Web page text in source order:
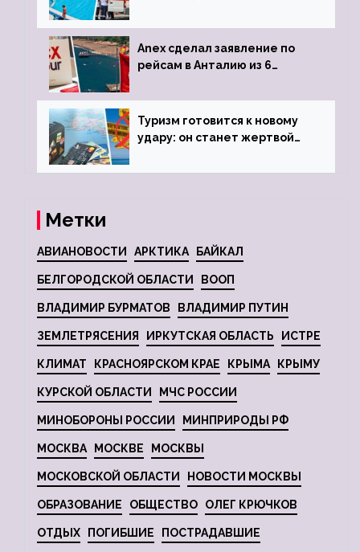
Anex сделал заявление по
рейсам в Анталию из 6
Туризм готовится к новому
удару: он станет жертвой
Метки
АВИАНОВОСТИ АРКТИКА БАЙКАЛ
БЕЛГОРОДСКОЙ ОБЛАСТИ ВООП
ВЛАДИМИР БУРМАТОВ ВЛАДИМИР ПУТИН
ЗЕМЛЕТРЯСЕНИЯ ИРКУТСКАЯ ОБЛАСТЬ ИСТРЕ
КЛИМАТ КРАСНОЯРСКОМ КРАЕ КРЫМА КРЫМУ
КУРСКОЙ ОБЛАСТИ МЧС РОССИИ
МИНОБОРОНЫ РОССИИ МИНПРИРОДЫ РФ
МОСКВА МОСКВЕ МОСКВЫ
МОСКОВСКОЙ ОБЛАСТИ НОВОСТИ МОСКВЫ
ОБРАЗОВАНИЕ ОБЩЕСТВО ОЛЕГ КРЮЧКОВ
ОТДЫХ ПОГИБШИЕ ПОСТРАДАВШИЕ